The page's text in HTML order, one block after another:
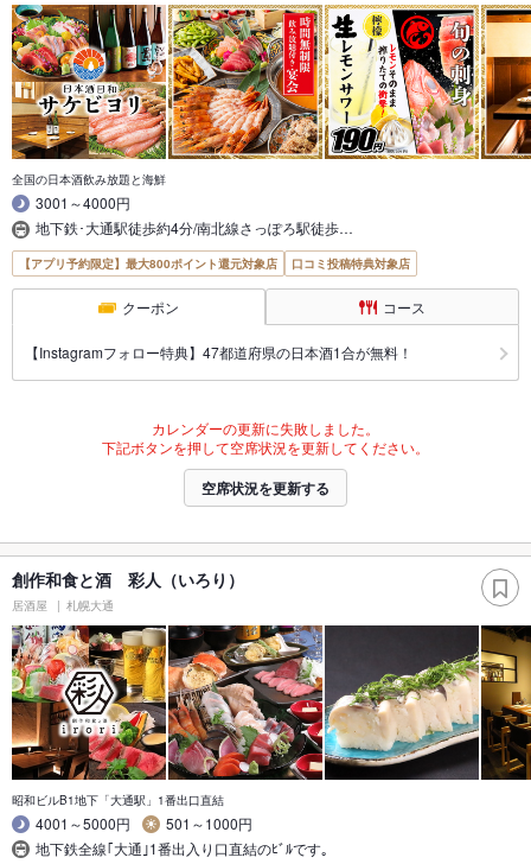
全国の日本酒飲み放題と海鮮
3001～4000円
地下鉄･大通駅徒歩約4分/南北線さっぽろ駅徒歩…
【アプリ予約限定】最大800ポイント還元対象店 口コミ投稿特典対象店
クーポン コース
【Instagramフォロー特典】47都道府県の日本酒1合が無料！
カレンダーの更新に失敗しました。
下記ボタンを押して空席状況を更新してください。
空席状況を更新する
創作和食と酒 彩人（いろり）
居酒屋 札幌大通
昭和ビルB1地下「大通駅」1番出口直結
4001～5000円
501～1000円
地下鉄全線｢大通｣1番出入り口直結のﾋﾞﾙです｡